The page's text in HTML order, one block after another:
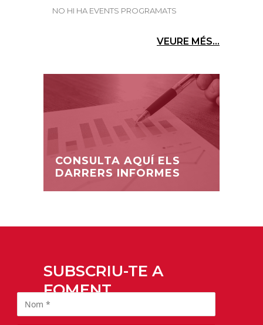
NO HI HA EVENTS PROGRAMATS
VEURE MÉS...
CONSULTA AQUÍ ELS
DARRERS INFORMES
SUBSCRIU-TE A
FOMENT